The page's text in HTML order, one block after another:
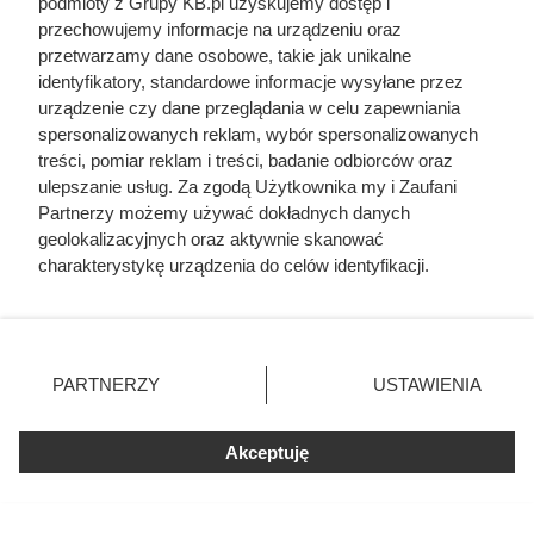
Cennik suchej zabudowy - aktualne ceny w całej
Polsce
Cennik ścianek działowych z płyt g-k i suchej
zabudowy
Cennik układania paneli podłogowych w całej
Polsce
przechowujemy informacje na urządzeniu oraz
przetwarzamy dane osobowe, takie jak unikalne
identyfikatory, standardowe informacje wysyłane przez
urządzenie czy dane przeglądania w celu zapewniania
spersonalizowanych reklam, wybór spersonalizowanych
treści, pomiar reklam i treści, badanie odbiorców oraz
ulepszanie usług. Za zgodą Użytkownika my i Zaufani
Partnerzy możemy używać dokładnych danych
geolokalizacyjnych oraz aktywnie skanować
charakterystykę urządzenia do celów identyfikacji.
zmienić/wycofać klikając przycisk ustawień prywatności
znajdujący się w lewym dolnym rogu strony. Niektóre
użytkownika, ale masz prawo sprzeciwić się takiemu
przetwarzaniu. Preferencje będą miały zastosowania tylko
PARTNERZY USTAWIENIA
Akceptuję